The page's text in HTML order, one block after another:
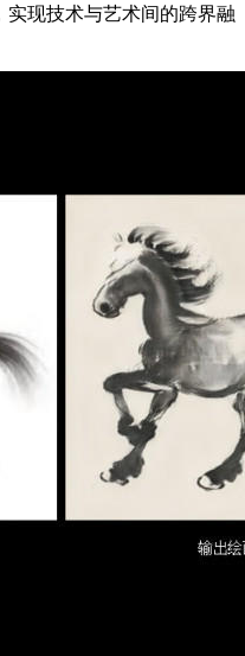
现技术与艺术间的跨界融